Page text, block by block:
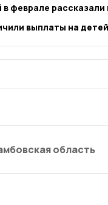
феврале рассказали
выплаты на
область